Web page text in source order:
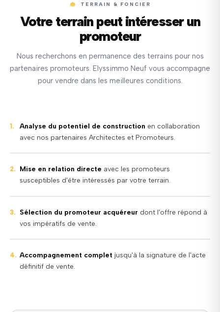
TERRAIN & FONCIER
Votre terrain peut intéresser un
promoteur
Nous recherchons en permanence des terrains pour nos
partenaires promoteurs. Elyssimmo Neuf vous accompagne
pour vendre dans les meilleures conditions.
1. Analyse du potentiel de construction en collaboration
avec nos partenaires Architectes et Promoteurs.
2. Mise en relation directe avec les promoteurs
susceptibles d'être intéressés par votre terrain.
3. Sélection du promoteur acquéreur dont l'offre répond à
vos impératifs de vente.
4. Accompagnement complet jusqu'à la signature de l'acte
définitif de vente.